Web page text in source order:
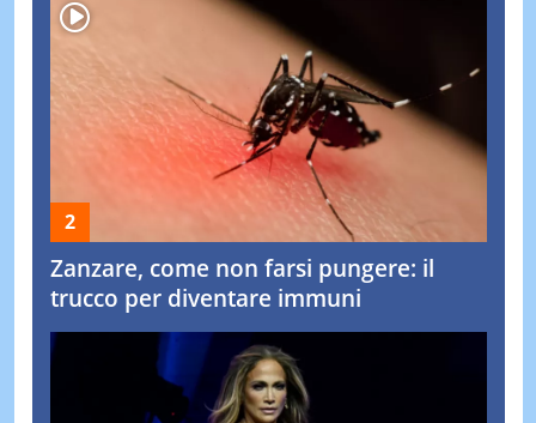
Zanzare, come non farsi pungere: il
trucco per diventare immuni